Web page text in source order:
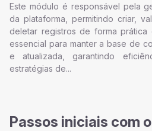
Este módulo é responsável pela
da plataforma, permitindo criar,
deletar registros de forma prática
essencial para manter a base de
e atualizada, garantindo
estratégias de...
Passos iniciais com